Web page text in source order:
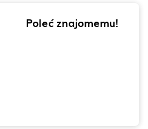
Poleć znajomemu!